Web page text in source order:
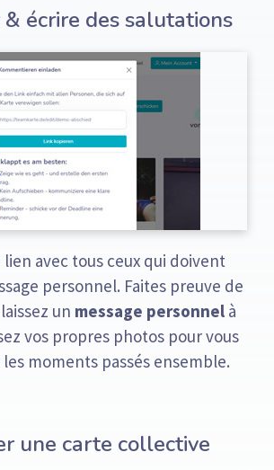
écrire des salutations
lien avec tous ceux qui doivent
personnel. Faites preuve de
un message personnelà
vos propres photos pour vous
moments passés ensemble.
une carte collective